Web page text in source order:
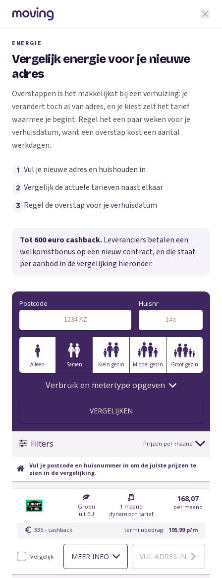
ENERGIE
Vergelijk energie voor je nieuwe
adres
Overstappen is het makkelijkst bij een verhuizing: je
verandert toch al van adres, en je kiest zelf het tarief
waarmee je begint. Regel het een paar weken voor je
verhuisdatum, want een overstap kost een aantal
werkdagen.
1 Vul je nieuwe adres en huishouden in
2 Vergelijk de actuele tarieven naast elkaar
3 Regel de overstap voor je verhuisdatum
Tot 600 euro cashback.Leveranciers betalen een
welkomstbonus op een nieuw contract, en die staat
per aanbod in de vergelijking hieronder.